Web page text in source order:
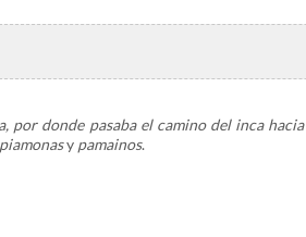
donde pasaba el camino del inca hacia
y pamainos.